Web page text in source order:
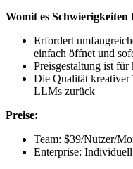
Womit es Schwierigkeiten
Erfordert
einfach öffnet und
Preisgestaltung ist für
Die Qualität kreativer
LLMs zurück
Preise:
Team: $39/Nutzer/
Enterprise: Individuell